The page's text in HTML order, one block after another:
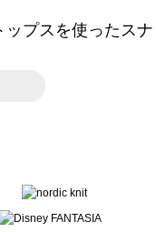
プスを使ったスナ